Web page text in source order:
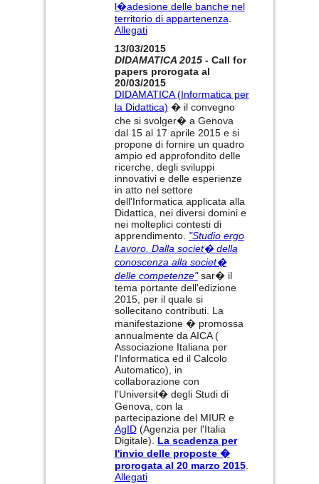
l�adesione delle banche nel
territorio di appartenenza.
Allegati
13/03/2015
DIDAMATICA 2015- Call for
papers prorogata al
20/03/2015
DIDAMATICA (Informatica per
la Didattica) � il convegno
che si svolger� a Genova
dal 15 al 17 aprile 2015 e si
propone di fornire un quadro
ampio ed approfondito delle
ricerche, degli sviluppi
innovativi e delle esperienze
in atto nel settore
dell'Informatica applicata alla
Didattica, nei diversi domini e
nei molteplici contesti di
apprendimento. "Studio ergo
Lavoro. Dalla societ� della
conoscenza alla societ�
delle competenze"sar� il
tema portante dell'edizione
2015, per il quale si
sollecitano contributi. La
manifestazione � promossa
annualmente da AICA (
Associazione Italiana per
l'Informatica ed il Calcolo
Automatico), in
collaborazione con
l'Universit� degli Studi di
Genova, con la
partecipazione del MIUR e
AgID(Agenzia per l'Italia
Digitale). La scadenza per
l'invio delle proposte �
prorogata al 20 marzo 2015.
Allegati